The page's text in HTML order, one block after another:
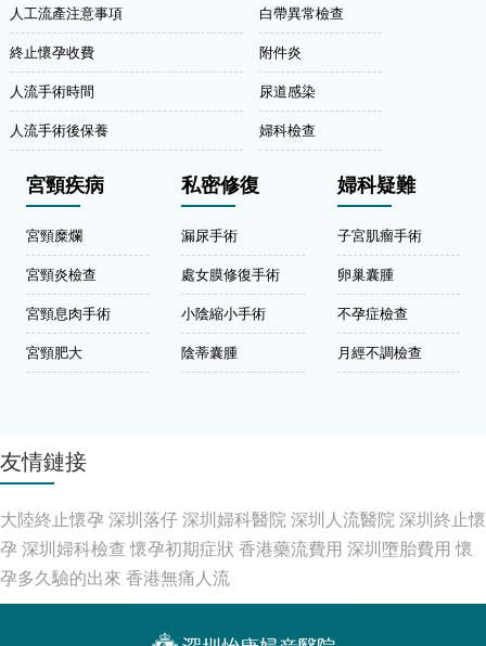
人工流產注意事項
終止懷孕收費
人流手術時間
人流手術後保養
白帶異常檢查
附件炎
尿道感染
婦科檢查
宮頸疾病
宮頸糜爛
宮頸炎檢查
宮頸息肉手術
宮頸肥大
私密修復
漏尿手術
處女膜修復手術
小陰縮小手術
陰蒂囊腫
婦科疑難
子宮肌瘤手術
卵巢囊腫
不孕症檢查
月經不調檢查
友情鏈接
大陸終止懷孕 深圳落仔深圳婦科醫院深圳人流醫院深圳終止懷
孕 深圳婦科檢查 懷孕初期症狀 香港藥流費用 深圳墮胎費用 懷
孕多久驗的出來 香港無痛人流